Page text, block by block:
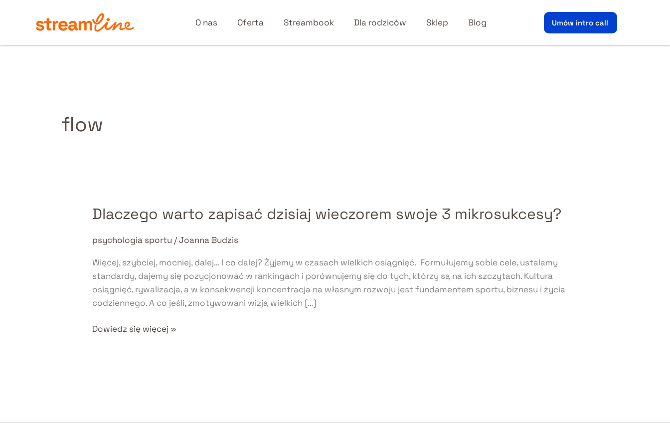
O nas Oferta Streambook Dla rodziców Sklep Blog Umów intro call
flow
Dlaczego warto zapisać dzisiaj wieczorem swoje 3 mikrosukcesy?
psychologia sportu /Joanna Budzis
Więcej, szybciej, mocniej, dalej… I co dalej? Żyjemy w czasach wielkich osiągnięć. Formułujemy sobie cele, ustalamy
standardy, dajemy się pozycjonować w rankingach i porównujemy się do tych, którzy są na ich szczytach. Kultura
osiągnięć, rywalizacja, a w konsekwencji koncentracja na własnym rozwoju jest fundamentem sportu, biznesu i życia
codziennego. A co jeśli, zmotywowani wizją wielkich […]
Dlaczego
warto
zapisać
wieczorem
swoje
3
mikrosukcesy?
Dowiedz się więcej »